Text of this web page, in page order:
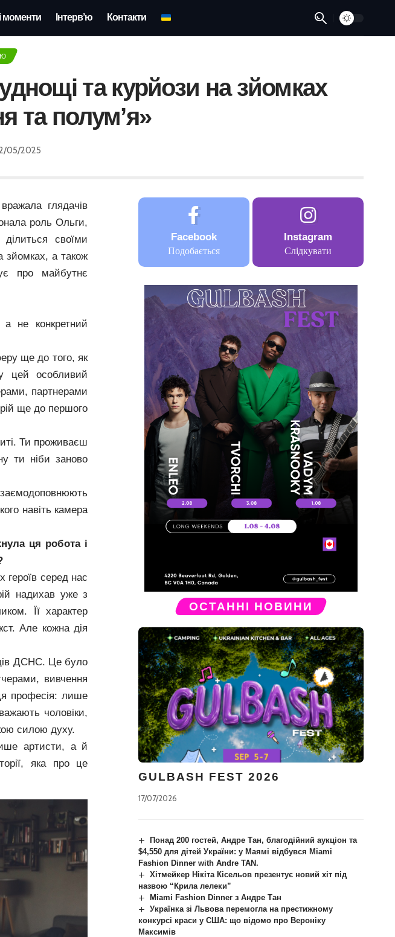
моменти Інтерв’ю Контакти
та курйози на зйомках
та полум’я»
05/2025
глядачів
роль Ольги,
своїми
зйомках, а також
про майбутнє
не конкретний
ще до того, як
цей особливий
партнерами
ще до першого
Ти проживаєш
ти ніби заново
навіть камера
ця робота і
героїв серед нас
надихав уже з
Її характер
Але кожна дія
ДСНС. Це було
вивчення
професія: лише
чоловіки,
силою духу.
артисти, а й
яка про це
Facebook
Подобається
Instagram
Слідкувати
ОСТАННІ НОВИНИ
GULBASH FEST 2026
17/07/2026
Понад 200 гостей, Андре Тан, благодійний аукціон та
$4,550 для дітей України: у Маямі відбувся Miami
Fashion Dinner with Andre TAN.
Хітмейкер Нікіта Кісельов презентує новий хіт під
назвою “Крила лелеки”
Miami Fashion Dinner з Андре Тан
Українка зі Львова перемогла на престижному
конкурсі краси у США: що відомо про Вероніку
Максимів